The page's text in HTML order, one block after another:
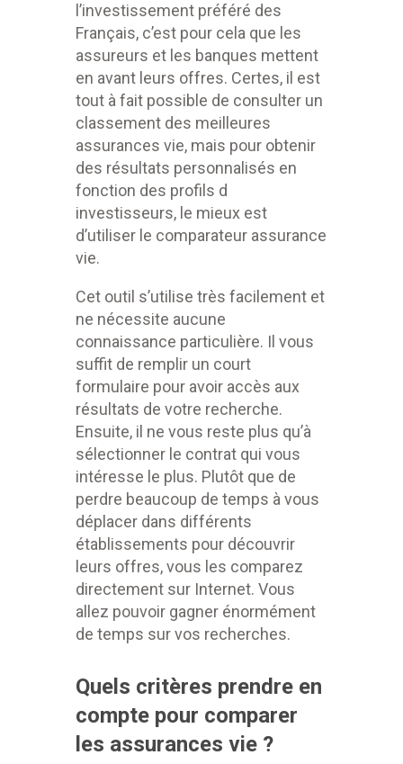
l’investissement préféré des
Français, c’est pour cela que les
assureurs et les banques mettent
en avant leurs offres. Certes, il est
tout à fait possible de consulter un
classement des meilleures
assurances vie, mais pour obtenir
des résultats personnalisés en
fonction des profils d
investisseurs, le mieux est
d’utiliser le comparateur assurance
vie.
Cet outil s’utilise très facilement et
ne nécessite aucune
connaissance particulière. Il vous
suffit de remplir un court
formulaire pour avoir accès aux
résultats de votre recherche.
Ensuite, il ne vous reste plus qu’à
sélectionner le contrat qui vous
intéresse le plus. Plutôt que de
perdre beaucoup de temps à vous
déplacer dans différents
établissements pour découvrir
leurs offres, vous les comparez
directement sur Internet. Vous
allez pouvoir gagner énormément
de temps sur vos recherches.
Quels critères prendre en
compte pour comparer
les assurances vie ?